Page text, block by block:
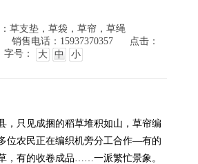
草支垫，草袋，草帘，草绳
销售电话：15937370357
点击：
字号：
大 中 小
，只见成捆的稻草堆积如山，草帘编
位农民正在编织机旁分工合作—有的
，有的收卷成品……一派繁忙景象。